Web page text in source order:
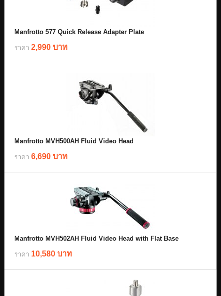
Manfrotto 577 Quick Release Adapter Plate
ราคา 2,990 บาท
Manfrotto MVH500AH Fluid Video Head
ราคา 6,690 บาท
Manfrotto MVH502AH Fluid Video Head with Flat Base
ราคา 10,580 บาท